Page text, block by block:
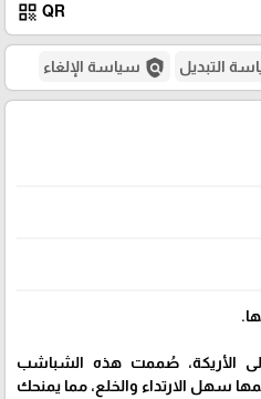
QR
qr_code
التبديل policy سياسة الإلغاء
الأريكة، صُممت هذه الشباشب
سهل الارتداء والخلع، مما يمنحك